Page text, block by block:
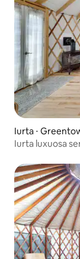
Iurta ⋅
Iurta luxuosa